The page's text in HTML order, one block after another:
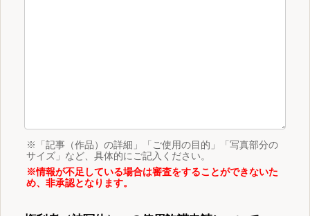
※「記事（作品）の詳細」「ご使用の目的」「写真部分の
サイズ」など、具体的にご記入ください。
※情報が不足している場合は審査をすることができないた
め、非承認となります。